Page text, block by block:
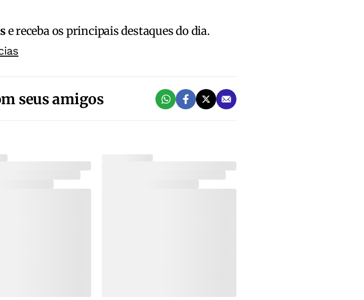
e receba os principais destaques do dia.
seus amigos